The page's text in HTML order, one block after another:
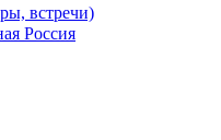
встречи)
Россия